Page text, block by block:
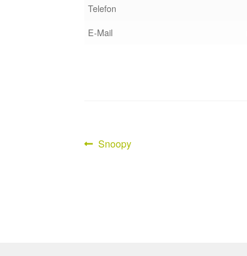
Telefon
E-Mail
Beitragsnavigation
Vorheriger
Snoopy